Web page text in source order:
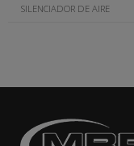
SILENCIADOR DE AIRE